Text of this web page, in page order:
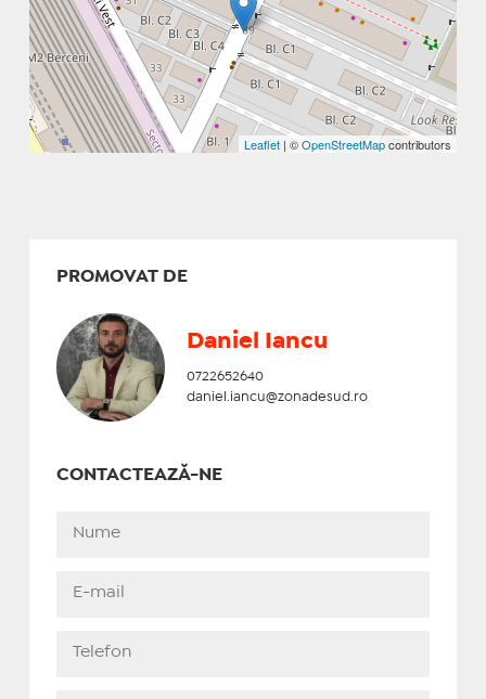
Leaflet | ©OpenStreetMapcontributors
PROMOVAT DE
Daniel Iancu
0722652640
daniel.iancu@zonadesud.ro
CONTACTEAZĂ-NE